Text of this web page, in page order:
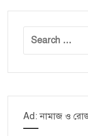
for:
Ad: নামাজ ও